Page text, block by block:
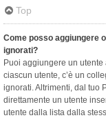
Top
Come posso aggiungere
ignorati?
Puoi aggiungere un
ciascun utente, c’è un
ignorati. Altrimenti, dal tuo
direttamente un utente
utente dalla lista dalla